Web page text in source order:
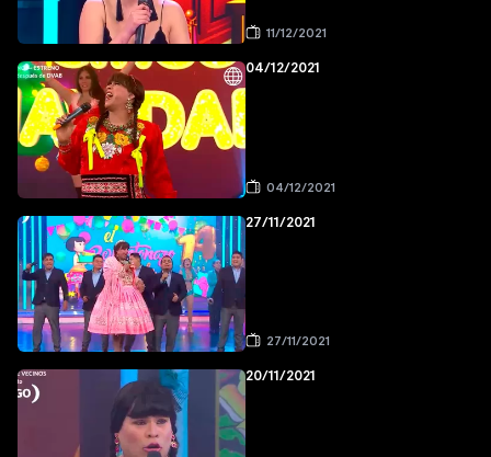
11/12/2021
04/12/2021
04/12/2021
27/11/2021
27/11/2021
20/11/2021